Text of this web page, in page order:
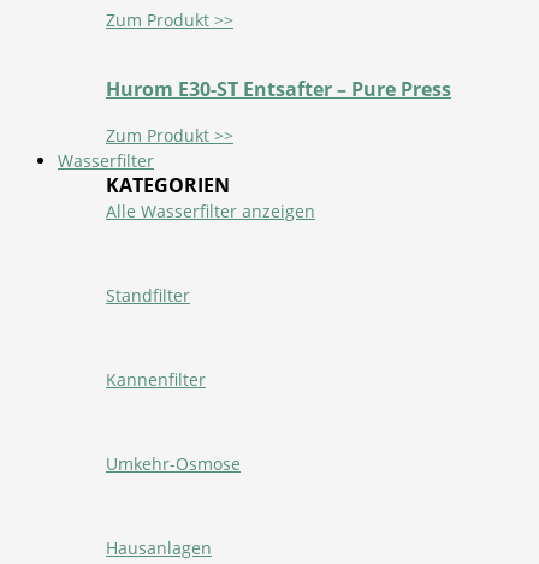
Zum Produkt >>
Hurom E30-ST Entsafter – Pure Press
Zum Produkt >>
Wasserfilter
KATEGORIEN
Alle Wasserfilter anzeigen
Standfilter
Kannenfilter
Umkehr-Osmose
Hausanlagen